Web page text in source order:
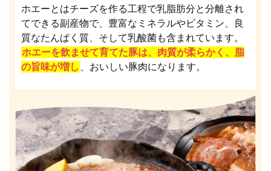
ホエーとはチーズを作る工程で乳脂肪分と分離され
てできる副産物で、豊富なミネラルやビタミン、良
質なたんぱく質、そして乳酸菌も含まれています。
ホエーを飲ませて育てた豚は、肉質が柔らかく、脂
の旨味が増し
、おいしい豚肉になります。